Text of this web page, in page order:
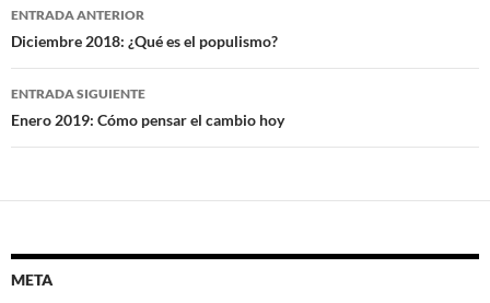
de
entradas
ENTRADA ANTERIOR
Diciembre 2018: ¿Qué es el populismo?
ENTRADA SIGUIENTE
Enero 2019: Cómo pensar el cambio hoy
META